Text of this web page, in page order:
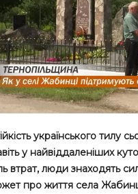
українського тилу
у найвіддаленіших
втрат, люди знаходять
про життя села